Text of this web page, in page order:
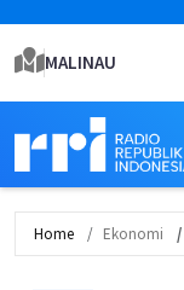
MALINAU
Home Ekonomi